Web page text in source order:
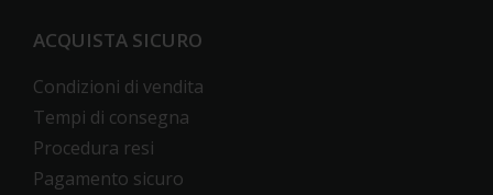
ACQUISTA SICURO
Condizioni di vendita
Tempi di consegna
Procedura resi
Pagamento sicuro